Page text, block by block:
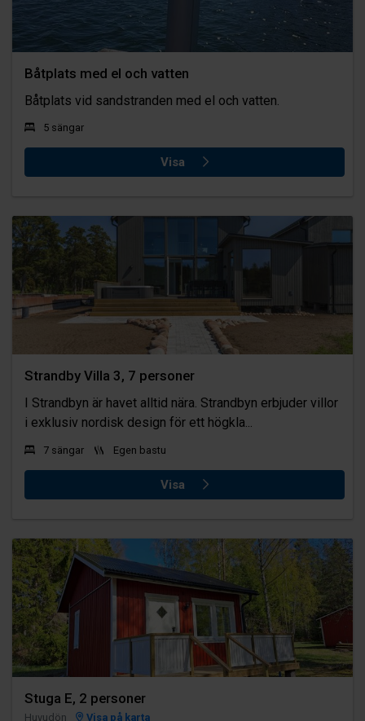
Båtplats med el och vatten
Båtplats vid sandstranden med el och vatten.
5 sängar
Visa
Strandby Villa 3, 7 personer
I Strandbyn är havet alltid nära. Strandbyn erbjuder villor
i exklusiv nordisk design för ett högkla...
7 sängar Egen bastu
Visa
Stuga E, 2 personer
Huvudön Visa på karta